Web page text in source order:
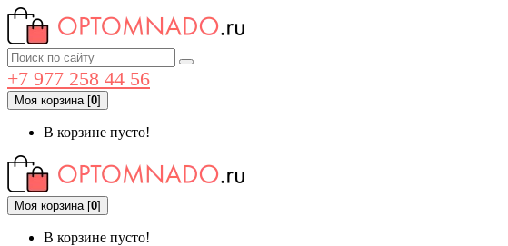
+7 977 258 44 56
Моя корзина[0]
В корзине пусто!
Моя корзина[0]
В корзине пусто!